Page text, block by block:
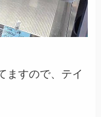
ますので、テイ